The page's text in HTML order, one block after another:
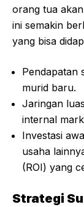
orang tua
ini semakin
yang bisa
Pendapatan
murid baru.
Jaringan
internal
Investasi
usaha
(ROI) yang
Strategi